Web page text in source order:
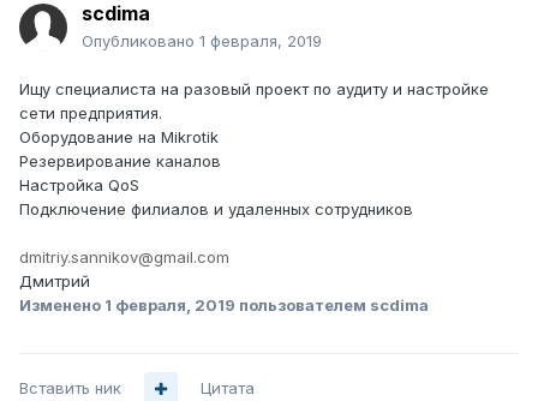
scdima
Опубликовано 1 февраля, 2019
Ищу специалиста на разовый проект по аудиту и настройке
сети предприятия.
Оборудование на Mikrotik
Резервирование каналов
Настройка QoS
Подключение филиалов и удаленных сотрудников
dmitriy.sannikov@gmail.com
Дмитрий
Изменено 1 февраля, 2019 пользователем scdima
Вставить ник Цитата